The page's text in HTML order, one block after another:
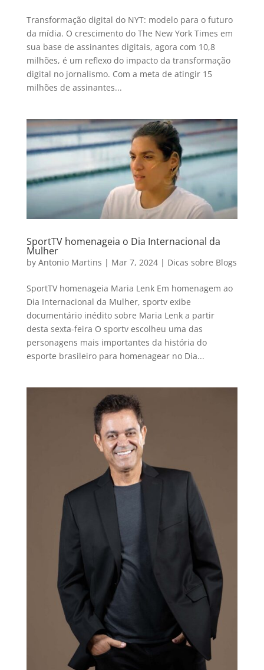
Transformação digital do NYT: modelo para o futuro
da mídia. O crescimento do The New York Times em
sua base de assinantes digitais, agora com 10,8
milhões, é um reflexo do impacto da transformação
digital no jornalismo. Com a meta de atingir 15
milhões de assinantes...
SportTV homenageia o Dia Internacional da
Mulher
by Antonio Martins | Mar 7, 2024| Dicas sobre Blogs
SportTV homenageia Maria Lenk Em homenagem ao
Dia Internacional da Mulher, sportv exibe
documentário inédito sobre Maria Lenk a partir
desta sexta-feira O sportv escolheu uma das
personagens mais importantes da história do
esporte brasileiro para homenagear no Dia...